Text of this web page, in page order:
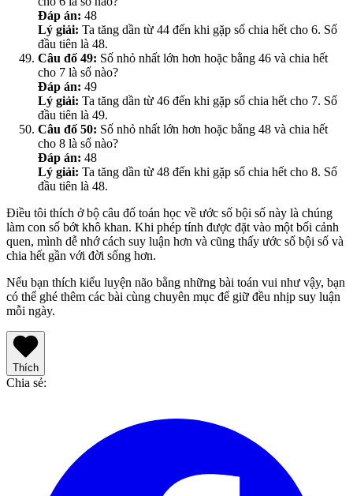
Đáp án: 48
Lý giải: Ta tăng dần từ 44 đến khi gặp số chia hết cho 6. Số
đầu tiên là 48.
Câu đố 49: Số nhỏ nhất lớn hơn hoặc bằng 46 và chia hết
cho 7 là số nào?
Đáp án: 49
Lý giải: Ta tăng dần từ 46 đến khi gặp số chia hết cho 7. Số
đầu tiên là 49.
Câu đố 50: Số nhỏ nhất lớn hơn hoặc bằng 48 và chia hết
cho 8 là số nào?
Đáp án: 48
Lý giải: Ta tăng dần từ 48 đến khi gặp số chia hết cho 8. Số
đầu tiên là 48.
Điều tôi thích ở bộ câu đố toán học về ước số bội số này là chúng
làm con số bớt khô khan. Khi phép tính được đặt vào một bối cảnh
quen, mình dễ nhớ cách suy luận hơn và cũng thấy ước số bội số và
chia hết gần với đời sống hơn.
Nếu bạn thích kiểu luyện não bằng những bài toán vui như vậy, bạn
có thể ghé thêm các bài cùng chuyên mục để giữ đều nhịp suy luận
mỗi ngày.
Thích
Chia sẻ: